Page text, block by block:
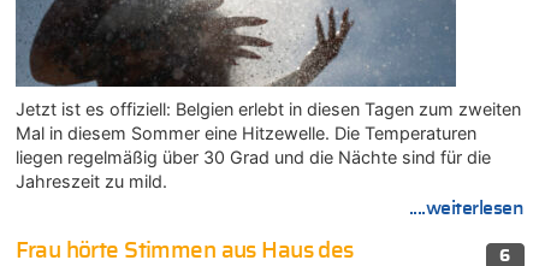
Jetzt ist es offiziell: Belgien erlebt in diesen Tagen zum zweiten
Mal in diesem Sommer eine Hitzewelle. Die Temperaturen
liegen regelmäßig über 30 Grad und die Nächte sind für die
Jahreszeit zu mild.
....weiterlesen
6
Frau hörte Stimmen aus Haus des